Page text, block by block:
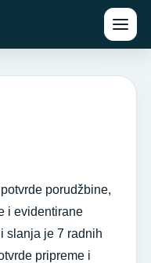
porudžbine,
i evidentirane
slanja je 7 radnih
pripreme i